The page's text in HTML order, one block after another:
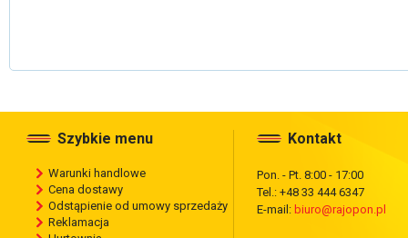
Szybkie menu
Warunki handlowe
Cena dostawy
Odstąpienie od umowy sprzedaży
Reklamacja
Kontakt
Pon. - Pt. 8:00 - 17:00
Tel.: +48 33 444 6347
E-mail: biuro@rajopon.pl